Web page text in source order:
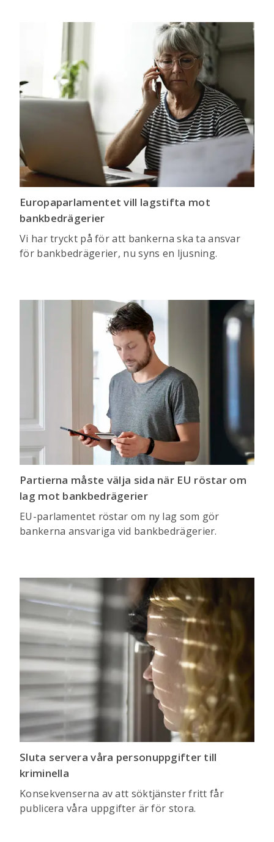
Europaparlamentet vill lagstifta mot
bankbedrägerier
Vi har tryckt på för att bankerna ska ta ansvar
för bankbedrägerier, nu syns en ljusning.
Partierna måste välja sida när EU röstar om
lag mot bankbedrägerier
EU-parlamentet röstar om ny lag som gör
bankerna ansvariga vid bankbedrägerier.
Sluta servera våra personuppgifter till
kriminella
Konsekvenserna av att söktjänster fritt får
publicera våra uppgifter är för stora.